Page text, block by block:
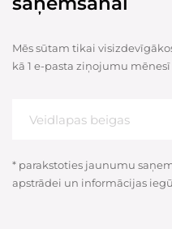
Mēs sūtam tikai
kā 1 e-pasta ziņojumu mēnesī
* parakstoties jaunumu
apstrādei un informācijas